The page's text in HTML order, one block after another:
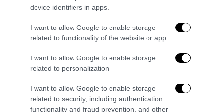
device identifiers in apps.
I want to allow Google to enable storage
related to functionality of the website or app.
I want to allow Google to enable storage
related to personalization.
I want to allow Google to enable storage
related to security, including authentication
functionality and fraud prevention, and other
(@atsipras) October 12, 2021
Όλες οι ειδήσεις
κούρσα εκλογής Προέδρου στο ΚΙΝΑΛ -
Εισήχθη στο νοσοκομείο